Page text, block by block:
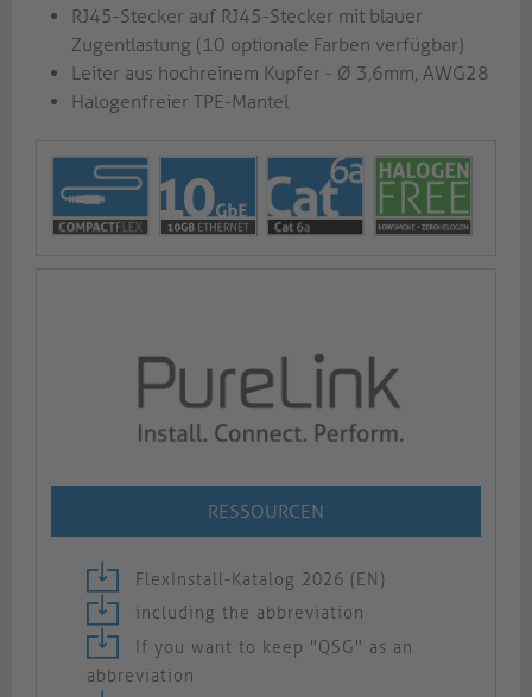
RJ45-Stecker auf RJ45-Stecker mit blauer
Zugentlastung (10 optionale Farben verfügbar)
Leiter aus hochreinem Kupfer - Ø 3,6mm, AWG28
Halogenfreier TPE-Mantel
RESSOURCEN
FlexInstall-Katalog 2026 (EN)
including the abbreviation
If you want to keep "QSG" as an
abbreviation